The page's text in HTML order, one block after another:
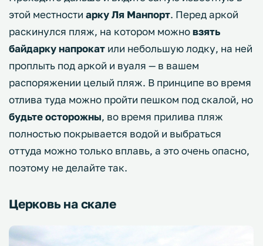
этой местности арку Ля Манпорт. Перед аркой
раскинулся пляж, на котором можновзять
байдарку напрокат или небольшую лодку, на ней
проплыть под аркой и вуаля — в вашем
распоряжении целый пляж. В принципе во время
отлива туда можно пройти пешком под скалой, но
будьте осторожны, во время прилива пляж
полностью покрывается водой и выбраться
оттуда можно только вплавь, а это очень опасно,
поэтому не делайте так.
Церковь на скале